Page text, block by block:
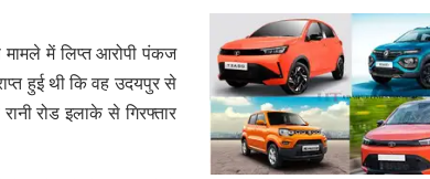
मामले में लिप्त आरोपी पंकज
हुई थी कि वह उदयपुर से
रोड इलाके से गिरफ्तार